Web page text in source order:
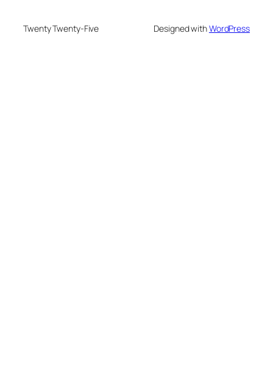
Twenty Twenty-Five Designed withWordPress